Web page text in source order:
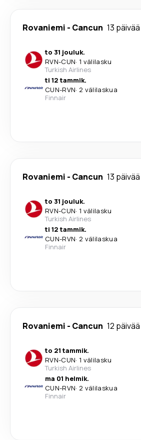
Rovaniemi - Cancun 13 päivää
to 31 jouluk.
RVN-CUN· 1 välilasku
Turkish Airlines
ti 12 tammik.
CUN-RVN· 2 välilaskua
Finnair
Rovaniemi - Cancun 13 päivää
to 31 jouluk.
RVN-CUN· 1 välilasku
Turkish Airlines
ti 12 tammik.
CUN-RVN· 2 välilaskua
Finnair
Rovaniemi - Cancun 12 päivää
to 21 tammik.
RVN-CUN· 1 välilasku
Turkish Airlines
ma 01 helmik.
CUN-RVN· 2 välilaskua
Finnair